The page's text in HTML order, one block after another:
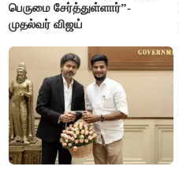
பெருமை சேர்த்துள்ளார்”-
முதல்வர் விஜய்